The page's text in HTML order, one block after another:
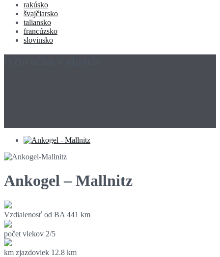
rakúsko
švajčiarsko
taliansko
francúzsko
slovinsko
Ankogel – Mallnitz
Vzdialenosť od BA 441 km
počet vlekov 2/5
km zjazdoviek 12.8 km